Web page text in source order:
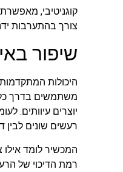
קוגניטיבי,
צורך בהתערבות
שיפור
היכולות
משתמשים בדרך כלל
רעשים שונים לבין
המכשיר לומד
רמת הדיכוי של